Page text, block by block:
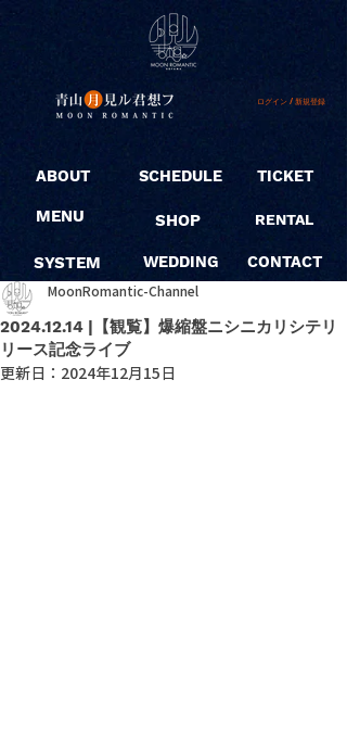
ログイン / 新規登録
ABOUT
MENU
SYSTEM
SCHEDULE
SHOP
WEDDING
TICKET
RENTAL
CONTACT
2024.12.14 |【観覧】爆縮盤ニシニカリシテリ
リース記念ライブ
MoonRomantic-Channel
更新日： 2024年12月15日